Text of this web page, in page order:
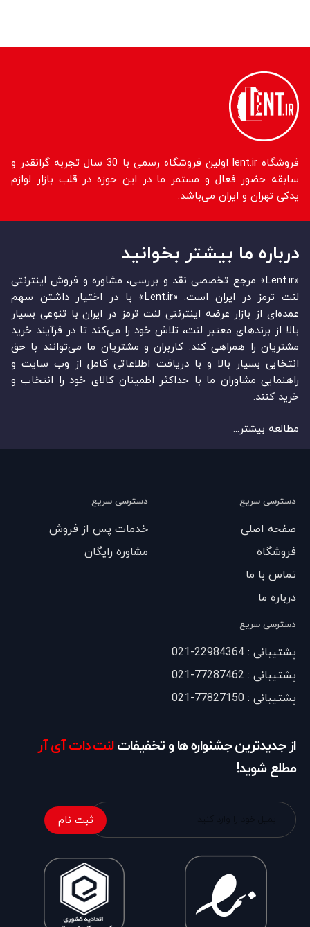
فروشگاه lent.ir اولین فروشگاه رسمی با 30 سال تجربه گرانقدر و
سابقه حضور فعال و مستمر ما در این حوزه در قلب بازار لوازم
یدکی تهران و ایران می‌باشد.
درباره ما بیشتر بخوانید
«Lent.ir» مرجع تخصصی نقد و بررسی، مشاوره و فروش اینترنتی
لنت ترمز در ایران است. «Lent.ir» با در اختیار داشتن سهم
عمده‏‌ای از بازار عرضه اینترنتی لنت ترمز در ایران با تنوعی بسیار
بالا از برندهای معتبر لنت، تلاش خود را می‌‏‏کند تا در فرآیند خرید
مشتریان را همراهی کند. کاربران و مشتریان ما می‏‏‌توانند با حق
انتخابی بسیار بالا و با دریافت اطلاعاتی کامل از وب سایت و
راهنمایی مشاوران ما با حداکثر اطمینان کالای خود را انتخاب و
خرید کنند.
مطالعه بیشتر...
دسترسی سریع
صفحه اصلی
فروشگاه
تماس با ما
درباره ما
دسترسی سریع
خدمات پس از فروش
مشاوره رایگان
دسترسی سریع
پشتیبانی : 22984364-021
پشتیبانی : 77287462-021
پشتیبانی : 77827150-021
از جدیدترین جشنواره ها و تخفیفاتلنت دات آی آر
مطلع شوید!
ثبت نام